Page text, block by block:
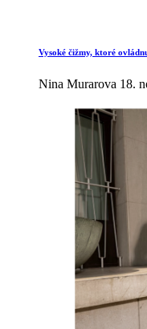
Vysoké čižmy, ktoré
Nina Murarova 18.